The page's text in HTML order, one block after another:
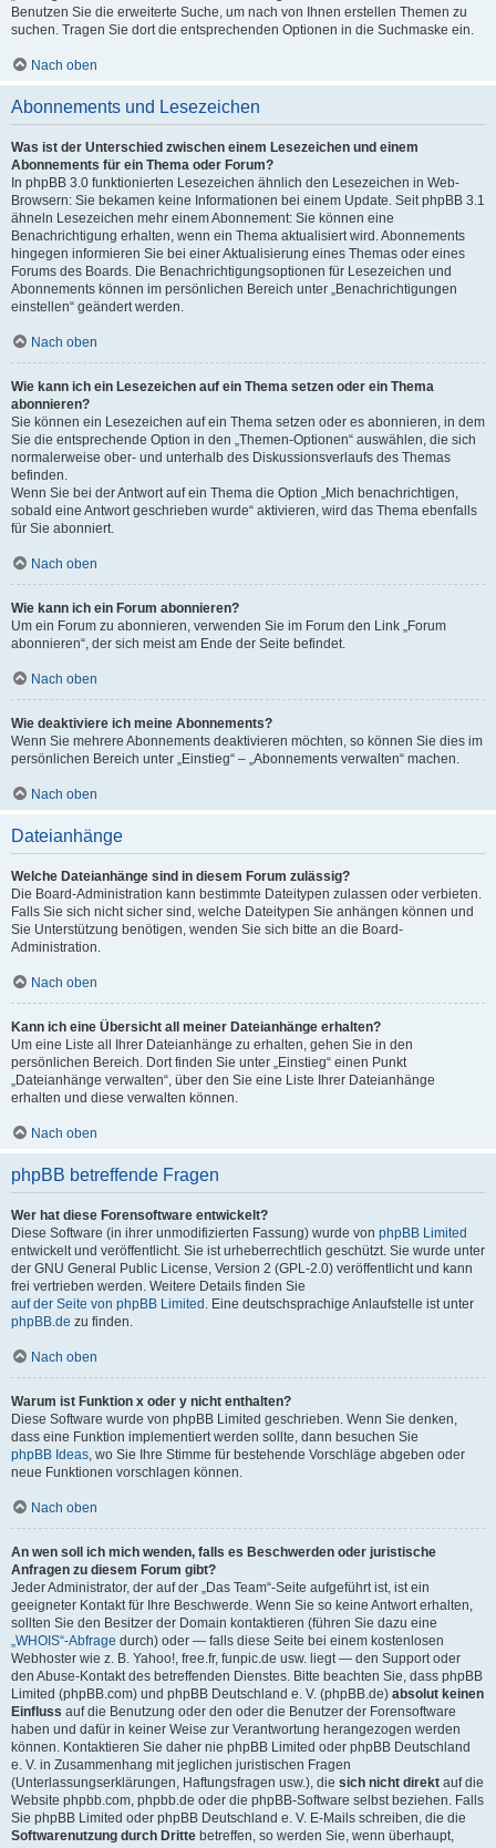
Benutzen Sie die erweiterte Suche, um nach von Ihnen erstellen Themen zu
suchen. Tragen Sie dort die entsprechenden Optionen in die Suchmaske ein.
Nach oben
Abonnements und Lesezeichen
Was ist der Unterschied zwischen einem Lesezeichen und einem
Abonnements für ein Thema oder Forum?
In phpBB 3.0 funktionierten Lesezeichen ähnlich den Lesezeichen in Web-
Browsern: Sie bekamen keine Informationen bei einem Update. Seit phpBB 3.1
ähneln Lesezeichen mehr einem Abonnement: Sie können eine
Benachrichtigung erhalten, wenn ein Thema aktualisiert wird. Abonnements
hingegen informieren Sie bei einer Aktualisierung eines Themas oder eines
Forums des Boards. Die Benachrichtigungsoptionen für Lesezeichen und
Abonnements können im persönlichen Bereich unter „Benachrichtigungen
einstellen“ geändert werden.
Nach oben
Wie kann ich ein Lesezeichen auf ein Thema setzen oder ein Thema
abonnieren?
Sie können ein Lesezeichen auf ein Thema setzen oder es abonnieren, in dem
Sie die entsprechende Option in den „Themen-Optionen“ auswählen, die sich
normalerweise ober- und unterhalb des Diskussionsverlaufs des Themas
befinden.
Wenn Sie bei der Antwort auf ein Thema die Option „Mich benachrichtigen,
sobald eine Antwort geschrieben wurde“ aktivieren, wird das Thema ebenfalls
für Sie abonniert.
Nach oben
Wie kann ich ein Forum abonnieren?
Um ein Forum zu abonnieren, verwenden Sie im Forum den Link „Forum
abonnieren“, der sich meist am Ende der Seite befindet.
Nach oben
Wie deaktiviere ich meine Abonnements?
Wenn Sie mehrere Abonnements deaktivieren möchten, so können Sie dies im
persönlichen Bereich unter „Einstieg“ – „Abonnements verwalten“ machen.
Nach oben
Dateianhänge
Welche Dateianhänge sind in diesem Forum zulässig?
Die Board-Administration kann bestimmte Dateitypen zulassen oder verbieten.
Falls Sie sich nicht sicher sind, welche Dateitypen Sie anhängen können und
Sie Unterstützung benötigen, wenden Sie sich bitte an die Board-
Administration.
Nach oben
Kann ich eine Übersicht all meiner Dateianhänge erhalten?
Um eine Liste all Ihrer Dateianhänge zu erhalten, gehen Sie in den
persönlichen Bereich. Dort finden Sie unter „Einstieg“ einen Punkt
„Dateianhänge verwalten“, über den Sie eine Liste Ihrer Dateianhänge
erhalten und diese verwalten können.
Nach oben
phpBB betreffende Fragen
Wer hat diese Forensoftware entwickelt?
Diese Software (in ihrer unmodifizierten Fassung) wurde von phpBB Limited
entwickelt und veröffentlicht. Sie ist urheberrechtlich geschützt. Sie wurde unter
der GNU General Public License, Version 2 (GPL-2.0) veröffentlicht und kann
frei vertrieben werden. Weitere Details finden Sie
auf der Seite von phpBB Limited . Eine deutschsprachige Anlaufstelle ist unter
phpBB.de zu finden.
Nach oben
Warum ist Funktion x oder y nicht enthalten?
Diese Software wurde von phpBB Limited geschrieben. Wenn Sie denken,
dass eine Funktion implementiert werden sollte, dann besuchen Sie
phpBB Ideas, wo Sie Ihre Stimme für bestehende Vorschläge abgeben oder
neue Funktionen vorschlagen können.
Nach oben
An wen soll ich mich wenden, falls es Beschwerden oder juristische
Anfragen zu diesem Forum gibt?
Jeder Administrator, der auf der „Das Team“-Seite aufgeführt ist, ist ein
geeigneter Kontakt für Ihre Beschwerde. Wenn Sie so keine Antwort erhalten,
sollten Sie den Besitzer der Domain kontaktieren (führen Sie dazu eine
„WHOIS“-Abfrage durch) oder — falls diese Seite bei einem kostenlosen
Webhoster wie z. B. Yahoo!, free.fr, funpic.de usw. liegt — den Support oder
den Abuse-Kontakt des betreffenden Dienstes. Bitte beachten Sie, dass phpBB
Limited (phpBB.com) und phpBB Deutschland e. V. (phpBB.de) absolut keinen
Einfluss auf die Benutzung oder den oder die Benutzer der Forensoftware
haben und dafür in keiner Weise zur Verantwortung herangezogen werden
können. Kontaktieren Sie daher nie phpBB Limited oder phpBB Deutschland
e. V. in Zusammenhang mit jeglichen juristischen Fragen
(Unterlassungserklärungen, Haftungsfragen usw.), die sich nicht direkt auf die
Website phpbb.com, phpbb.de oder die phpBB-Software selbst beziehen. Falls
Sie phpBB Limited oder phpBB Deutschland e. V. E-Mails schreiben, die die
Softwarenutzung durch Dritte betreffen, so werden Sie, wenn überhaupt,